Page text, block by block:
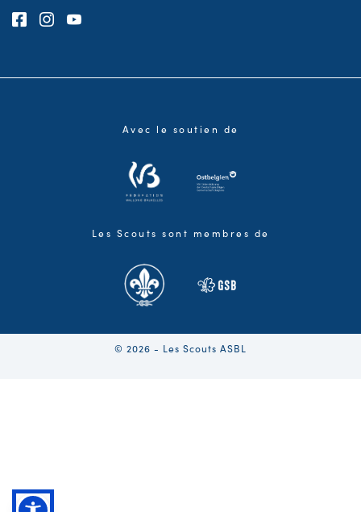
Consultez notre page Facebook
Consultez notre page Instagram
Consultez notre chaîne Youtube
Avec le soutien de
Les Scouts sont membres de
© 2026 - Les Scouts ASBL